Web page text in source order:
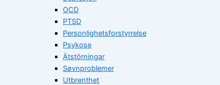
OCD
PTSD
Personlighetsforstyrrelse
Psykose
Ätstörningar
Søvnproblemer
Utbrenthet